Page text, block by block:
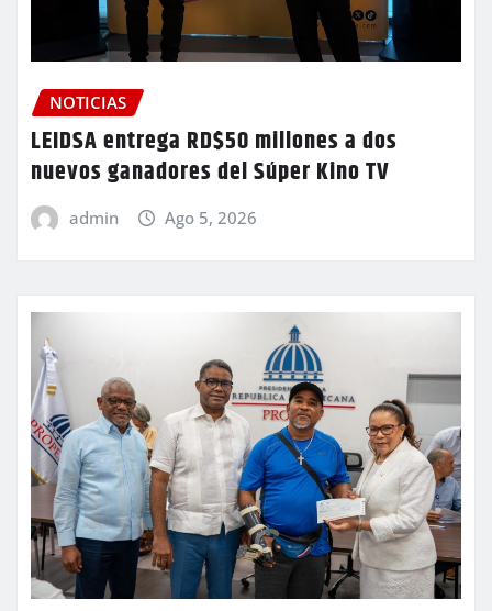
NOTICIAS
LEIDSA entrega RD$50 millones a dos
nuevos ganadores del Súper Kino TV
admin Ago 5, 2026